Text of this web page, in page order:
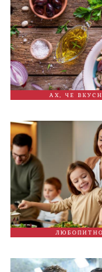
АХ, ЧЕ
ЛЮБОПИТНО